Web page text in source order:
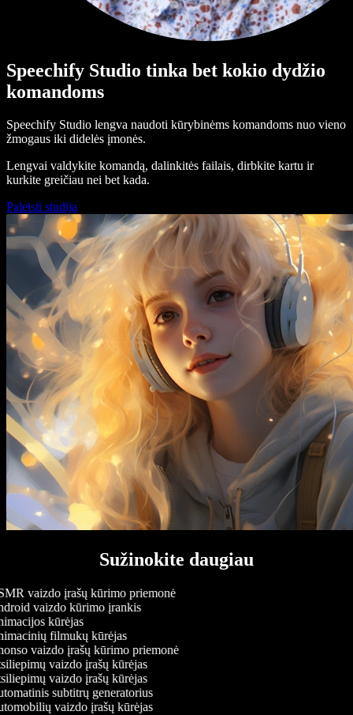
Speechify Studio tinka bet kokio dydžio
komandoms
Speechify Studio lengva naudoti kūrybinėms komandoms nuo vieno
žmogaus iki didelės įmonės.
Lengvai valdykite komandą, dalinkitės failais, dirbkite kartu ir
kurkite greičiau nei bet kada.
Paleisti studiją
Sužinokite daugiau
vaizdo įrašų kūrimo priemonė
vaizdo kūrimo įrankis
kūrėjas
filmukų kūrėjas
vaizdo įrašų kūrimo priemonė
vaizdo įrašų kūrėjas
vaizdo įrašų kūrėjas
subtitrų generatorius
vaizdo įrašų kūrėjas